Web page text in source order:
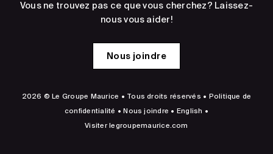
Vous ne trouvez pas ce que vous cherchez? Laissez-
nous vous aider!
Nous joindre
2026 © Le Groupe Maurice • Tous droits réservés • Politique de
confidentialité •Nous joindre • English •
Visiterlegroupemaurice.com